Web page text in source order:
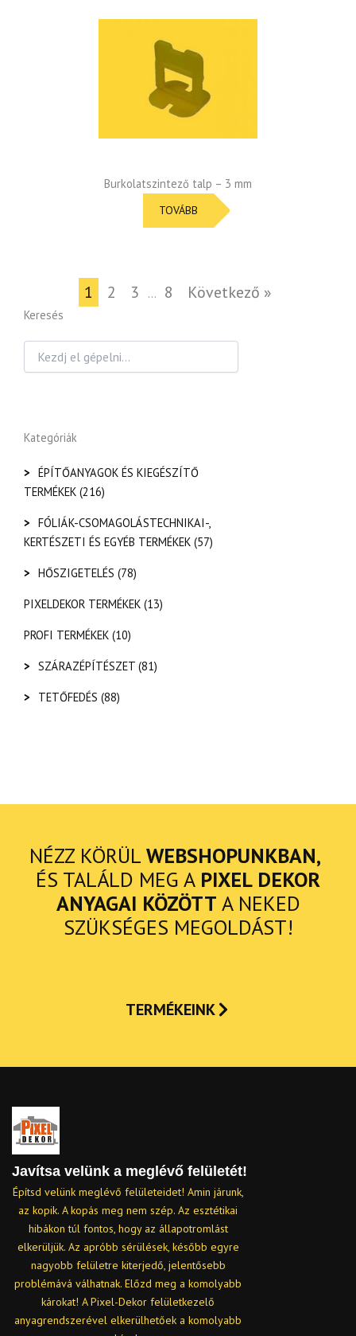
Burkolatszintező talp – 3 mm
TOVÁBB
1 2 3 … 8 Következő »
Keresés
Kategóriák
> ÉPÍTŐANYAGOK ÉS KIEGÉSZÍTŐ
TERMÉKEK (216)
> FÓLIÁK-CSOMAGOLÁSTECHNIKAI-,
KERTÉSZETI ÉS EGYÉB TERMÉKEK (57)
> HŐSZIGETELÉS (78)
PIXELDEKOR TERMÉKEK (13)
PROFI TERMÉKEK (10)
> SZÁRAZÉPÍTÉSZET (81)
> TETŐFEDÉS (88)
NÉZZ KÖRÜL WEBSHOPUNKBAN,
ÉS TALÁLD MEG A PIXEL DEKOR
ANYAGAI KÖZÖTT A NEKED
SZÜKSÉGES MEGOLDÁST!
TERMÉKEINK
Javítsa velünk a meglévő felületét!
Építsd velünk meglévő felületeidet! Amin járunk,
az kopik. A kopás meg nem szép. Az esztétikai
hibákon túl fontos, hogy az állapotromlást
elkerüljük. Az apróbb sérülések, később egyre
nagyobb felületre kiterjedő, jelentősebb
problémává válhatnak. Előzd meg a komolyabb
károkat! A Pixel-Dekor felületkezelő
anyagrendszerével elkerülhetőek a komolyabb